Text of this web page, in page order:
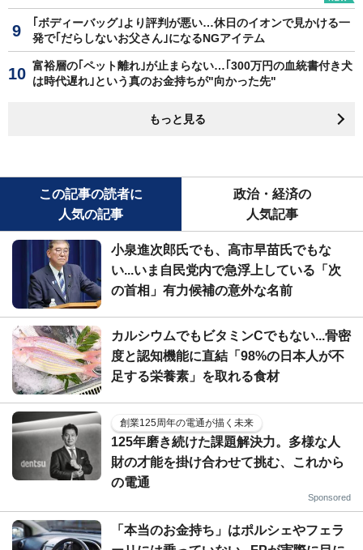
｢ボディーバッグ｣より評判が悪い…休日のイオンで見かける一
発で｢だらしないお父さん｣になるNGアイテム
富裕層の｢ペット離れ｣が止まらない…｢300万円の血統書付き犬
は時代遅れ｣という真のお金持ちが"向かった先"
もっと見る
この記事の読者に
人気の記事
政治・経済の
人気記事
小泉進次郎氏でも、高市早苗氏でもな
い...いま自民党内で急浮上している「次
の首相」有力候補の意外な名前
カルシウムでもビタミンCでもない...骨密
度と認知機能に直結「98%の日本人が不
足する栄養素」を取れる食材
創業125周年の電通が描く未来
125年磨き続けた課題解決力。多様な人
財の才能を掛け合わせて挑む、これから
の電通
Sponsored
「本当のお金持ち」はポルシェやフェラ